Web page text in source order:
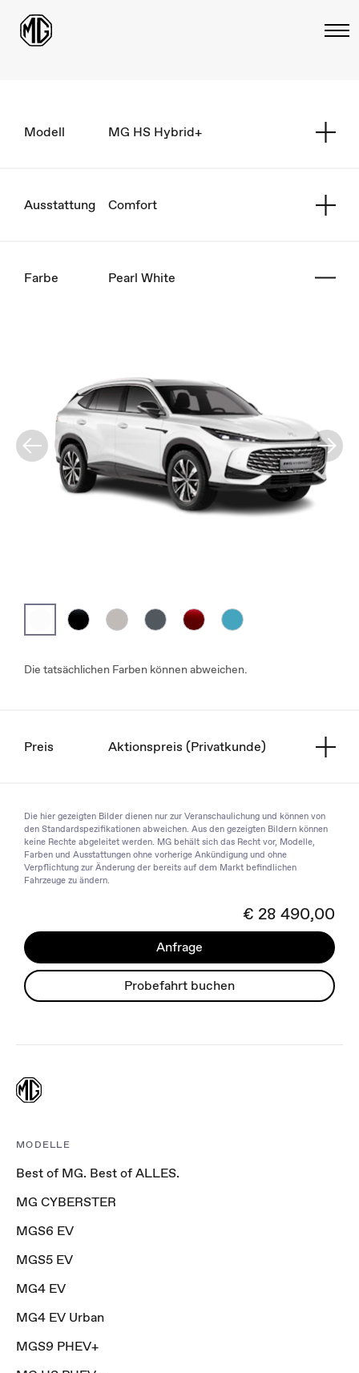
Modell MG HS Hybrid+
Ausstattung Comfort
Farbe Pearl White
Die tatsächlichen Farben können abweichen.
Preis Aktionspreis (Privatkunde)
Die hier gezeigten Bilder dienen nur zur Veranschaulichung und können von
den Standardspezifikationen abweichen. Aus den gezeigten Bildern können
keine Rechte abgeleitet werden. MG behält sich das Recht vor, Modelle,
Farben und Ausstattungen ohne vorherige Ankündigung und ohne
Verpflichtung zur Änderung der bereits auf dem Markt befindlichen
Fahrzeuge zu ändern.
€ 28 490,00
Anfrage
Probefahrt buchen
MODELLE
Best of MG. Best of ALLES.
MG CYBERSTER
MGS6 EV
MGS5 EV
MG4 EV
MG4 EV Urban
MGS9 PHEV+